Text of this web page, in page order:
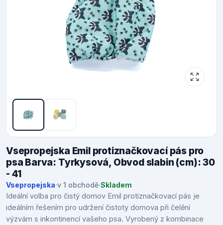
Vsepropejska Emil protiznačkovací pás pro
psa Barva: Tyrkysová, Obvod slabin (cm): 30
- 41
Vsepropejska·v 1 obchodě·Skladem
Ideální volba pro čistý domov Emil protiznačkovací pás je
ideálním řešením pro udržení čistoty domova při čelění
výzvám s inkontinencí vašeho psa. Vyrobený z kombinace